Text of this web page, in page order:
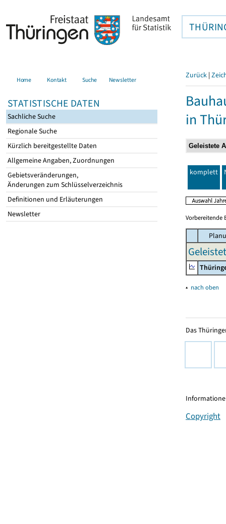
Home Kontakt Suche Newsletter
STATISTISCHE DATEN
Sachliche Suche
Regionale Suche
Kürzlich bereitgestellte Daten
Allgemeine Angaben, Zuordnungen
Gebietsveränderungen,
Änderungen zum Schlüsselverzeichnis
Definitionen und Erläuterungen
Newsletter
Zurück |
in
komplett
Vorbereitende
▴ nach oben
Das
Copyright